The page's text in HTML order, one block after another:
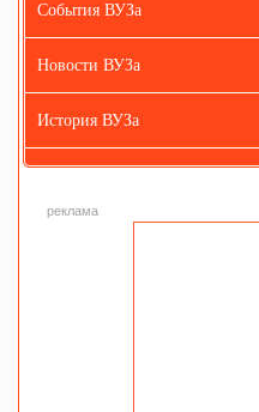
События ВУЗа
Новости ВУЗа
История ВУЗа
реклама